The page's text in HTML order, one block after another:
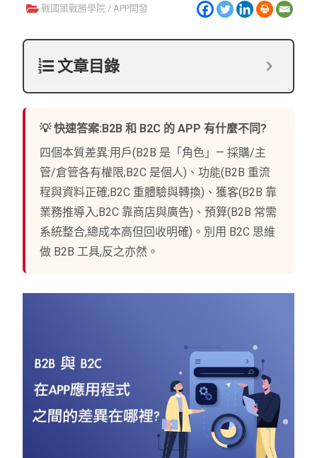
戰國策戰勝學院 /APP開發
文章目錄
💡 快速答案:B2B 和 B2C 的 APP 有什麼不同?
四個本質差異:用戶(B2B 是「角色」— 採購/主
管/倉管各有權限;B2C 是個人)、功能(B2B 重流
程與資料正確;B2C 重體驗與轉換)、獲客(B2B 靠
業務推導入;B2C 靠商店與廣告)、預算(B2B 常需
系統整合,總成本高但回收明確)。別用 B2C 思維
做 B2B 工具,反之亦然。